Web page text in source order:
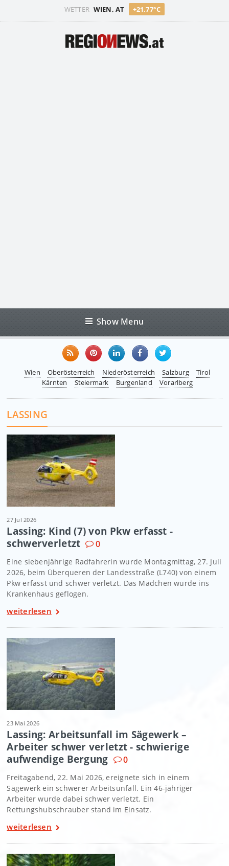
WETTER WIEN, AT +21.77°C
Show Menu
Wien Oberösterreich Niederösterreich Salzburg
Tirol
Kärnten
Steiermark Burgenland Vorarlberg
LASSING
27 Jul 2026
Lassing: Kind (7) von Pkw erfasst -
schwerverletzt
0
Eine siebenjährige Radfahrerin wurde Montagmittag, 27. Juli
2026, beim Überqueren der Landesstraße (L740) von einem
Pkw erfasst und schwer verletzt. Das Mädchen wurde ins
Krankenhaus geflogen.
weiterlesen
23 Mai 2026
Lassing: Arbeitsunfall im Sägewerk –
Arbeiter schwer verletzt - schwierige
aufwendige Bergung
0
Freitagabend, 22. Mai 2026, ereignete sich in einem
Sägewerk ein schwerer Arbeitsunfall. Ein 46-jähriger
Arbeiter wurde dabei schwer verletzt. Ein
Rettungshubschrauber stand im Einsatz.
weiterlesen